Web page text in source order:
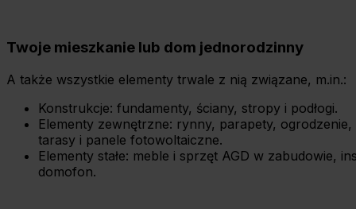
Twoje mieszkanie lub dom jednorodzinny
A także wszystkie elementy trwale z nią związane, m.in.:
Konstrukcje: fundamenty, ściany, stropy i podłogi.
Elementy zewnętrzne: rynny, parapety,
tarasy i panele fotowoltaiczne.
Elementy stałe: meble i sprzęt AGD w zabudowie,
domofon.